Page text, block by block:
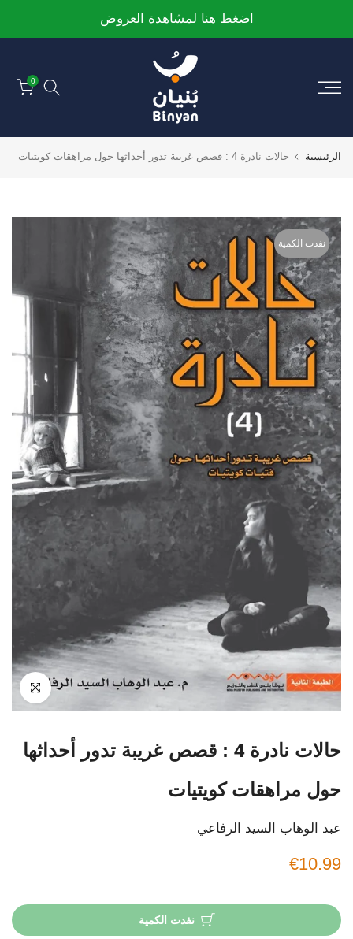
إلى
اضغط هنا لمشاهدة العروض
0
الرئيسية حالات نادرة 4 : قصص غريبة تدور أحداثها حول مراهقات كويتيات
نفدت الكمية
انقر للتكبير
حالات نادرة 4 : قصص غريبة تدور أحداثها
حول مراهقات كويتيات
عبد الوهاب السيد الرفاعي
€10.99
نفدت الكمية